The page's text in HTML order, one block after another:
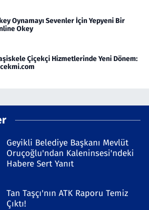
Oynamayı Sevenler İçin Yepyeni Bir
Okey
Çiçekçi Hizmetlerinde Yeni Dönem:
Geyikli Belediye Başkanı Mevlüt
Oruçoğlu'ndan Kaleninsesi'ndeki
Habere Sert Yanıt
Tan Taşçı'nın ATK Raporu Temiz
Çıktı!